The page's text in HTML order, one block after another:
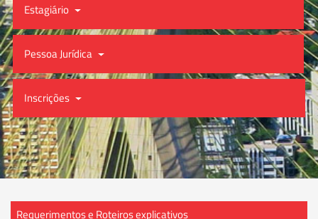
Estagiário
Pessoa Jurídica
Inscrições
Requerimentos e Roteiros explicativos